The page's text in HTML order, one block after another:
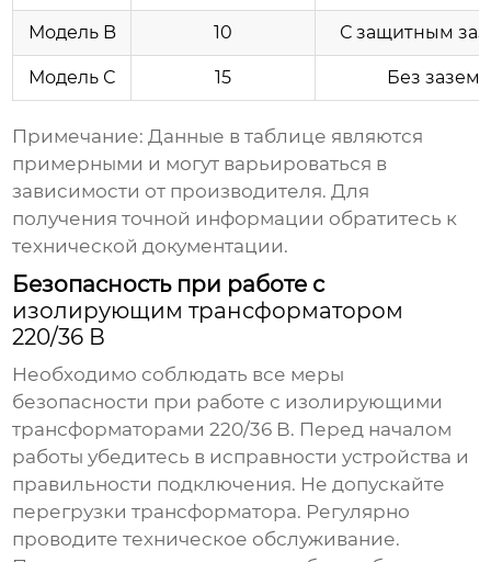
Модель B 10 С защитным
Модель С 15 Без
Примечание: Данные в таблице являются
примерными и могут варьироваться в
зависимости от производителя. Для
получения точной информации обратитесь к
технической документации.
Безопасность при работе с
изолирующим трансформатором
220/36 В
Необходимо соблюдать все меры
безопасности при работе с изолирующими
трансформаторами 220/36 В. Перед началом
работы убедитесь в исправности устройства и
правильности подключения. Не допускайте
перегрузки трансформатора. Регулярно
проводите техническое обслуживание.